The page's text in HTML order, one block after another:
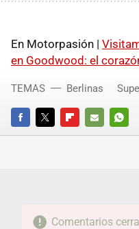
En Motorpasión |
en Goodwood: el
FACEBOOKTWITTERFLIPBOARD
E-
TEMAS Berlinas
Comentarios